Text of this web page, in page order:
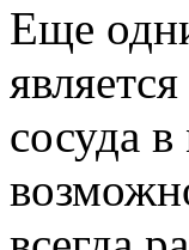
Еще
сосуда